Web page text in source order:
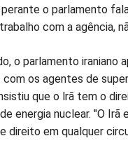
o parlamento
com a agência,
o parlamento iraniano
os agentes de
que o lrã tem o
energia nuclear. "O
direito em qualquer